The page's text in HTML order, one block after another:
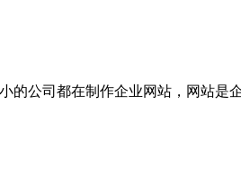
的公司都在制作企业网站，网站